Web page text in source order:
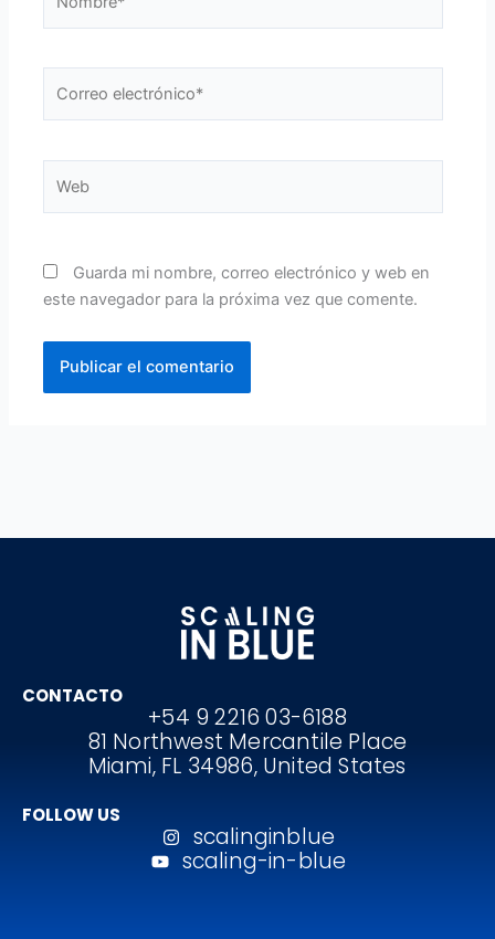
Guarda mi nombre, correo electrónico y web en
este navegador para la próxima vez que comente.
CONTACTO
+54 9 2216 03-6188
81 Northwest Mercantile Place
Miami, FL 34986, United States
FOLLOW US
scalinginblue
scaling-in-blue